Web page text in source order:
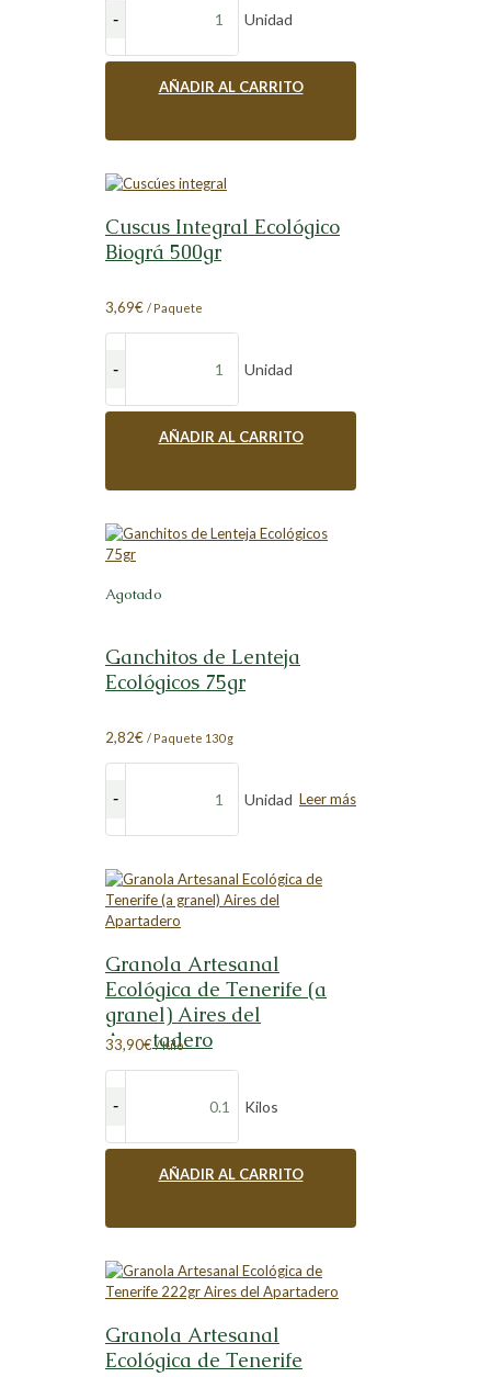
Unidad
AÑADIR AL CARRITO
Cuscus Integral Ecológico
Biográ 500gr
3,69€ / Paquete
Unidad
AÑADIR AL CARRITO
Agotado
Ganchitos de Lenteja
Ecológicos 75gr
2,82€ / Paquete 130 g
Unidad Leer más
Granola Artesanal
Ecológica de Tenerife (a
granel) Aires del
Apartadero
33,90€ / Kilo
Kilos
AÑADIR AL CARRITO
Granola Artesanal
Ecológica de Tenerife